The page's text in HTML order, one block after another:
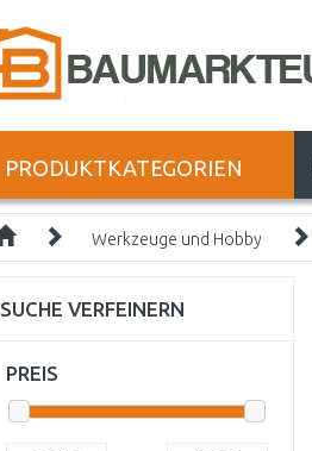
PRODUKTKATEGORIEN
Werkzeuge und Hobby
SUCHE VERFEINERN
PREIS